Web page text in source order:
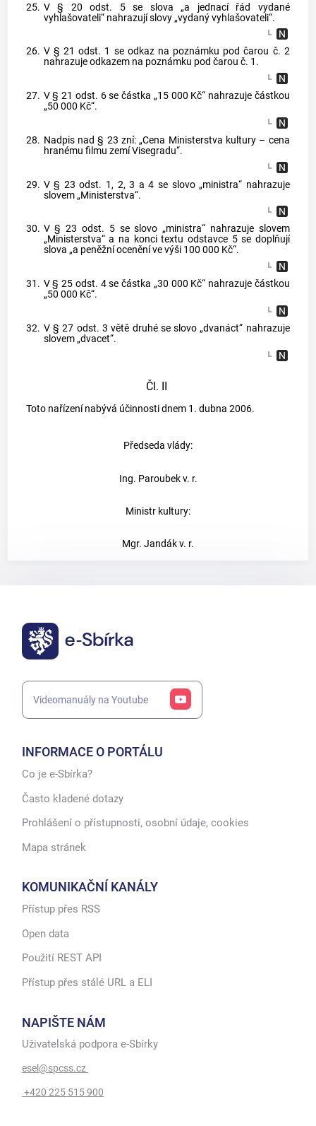
25. V § 20 odst. 5 se slova „a jednací řád vydané
vyhlašovateli“ nahrazují slovy „vydaný vyhlašovateli“.
26. V § 21 odst. 1 se odkaz na poznámku pod čarou č. 2
nahrazuje odkazem na poznámku pod čarou č. 1.
27. V § 21 odst. 6 se částka „15 000 Kč“ nahrazuje částkou
„50 000 Kč“.
28. Nadpis nad § 23 zní: „Cena Ministerstva kultury – cena
hranému filmu zemí Visegradu“.
29. V § 23 odst. 1, 2, 3 a 4 se slovo „ministra“ nahrazuje
slovem „Ministerstva“.
30. V § 23 odst. 5 se slovo „ministra“ nahrazuje slovem
„Ministerstva“ a na konci textu odstavce 5 se doplňují
slova „a peněžní ocenění ve výši 100 000 Kč“.
31. V § 25 odst. 4 se částka „30 000 Kč“ nahrazuje částkou
„50 000 Kč“.
32. V § 27 odst. 3 větě druhé se slovo „dvanáct“ nahrazuje
slovem „dvacet“.
Čl. II
Toto nařízení nabývá účinnosti dnem 1. dubna 2006.
Předseda vlády:
Ing. Paroubek v. r.
Ministr kultury:
Mgr. Jandák v. r.
Videomanuály na Youtube
INFORMACE O PORTÁLU
Co je e-Sbírka?
Často kladené dotazy
Prohlášení o přístupnosti, osobní údaje, cookies
Mapa stránek
KOMUNIKAČNÍ KANÁLY
Přístup přes RSS
Open data
Použití REST API
Přístup přes stálé URL a ELI
NAPIŠTE NÁM
Uživatelská podpora e-Sbírky
esel@spcss.cz
+420 225 515 900